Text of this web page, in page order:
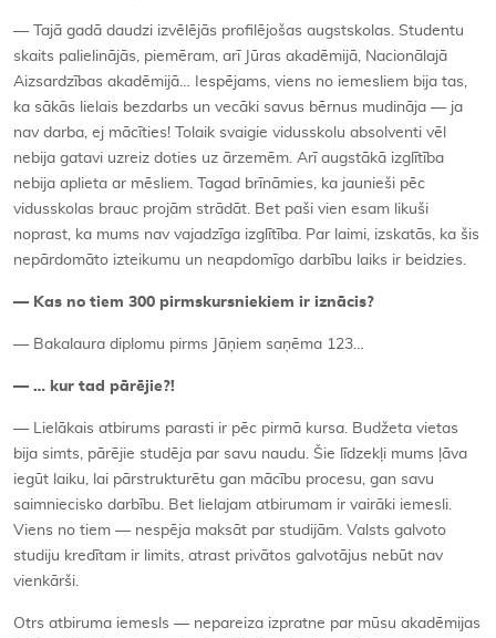
— Tajā gadā daudzi izvēlējās profilējošas augstskolas. Studentu
skaits palielinājās, piemēram, arī Jūras akadēmijā, Nacionālajā
Aizsardzības akadēmijā… Iespējams, viens no iemesliem bija tas,
ka sākās lielais bezdarbs un vecāki savus bērnus mudināja — ja
nav darba, ej mācīties! Tolaik svaigie vidusskolu absolventi vēl
nebija gatavi uzreiz doties uz ārzemēm. Arī augstākā izglītība
nebija aplieta ar mēsliem. Tagad brīnāmies, ka jaunieši pēc
vidusskolas brauc projām strādāt. Bet paši vien esam likuši
noprast, ka mums nav vajadzīga izglītība. Par laimi, izskatās, ka šis
nepārdomāto izteikumu un neapdomīgo darbību laiks ir beidzies.
— Kas no tiem 300 pirmskursniekiem ir iznācis?
— Bakalaura diplomu pirms Jāņiem saņēma 123…
— … kur tad pārējie?!
— Lielākais atbirums parasti ir pēc pirmā kursa. Budžeta vietas
bija simts, pārējie studēja par savu naudu. Šie līdzekļi mums ļāva
iegūt laiku, lai pārstrukturētu gan mācību procesu, gan savu
saimniecisko darbību. Bet lielajam atbirumam ir vairāki iemesli.
Viens no tiem — nespēja maksāt par studijām. Valsts galvoto
studiju kredītam ir limits, atrast privātos galvotājus nebūt nav
vienkārši.
Otrs atbiruma iemesls — nepareiza izpratne par mūsu akadēmijas